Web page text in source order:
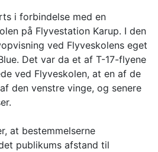
i forbindelse med en
på Flyvestation Karup. I den
ved Flyveskolens eget
Det var da et af T-17-flyene
ved Flyveskolen, at en af de
den venstre vinge, og senere
at bestemmelserne
publikums afstand til